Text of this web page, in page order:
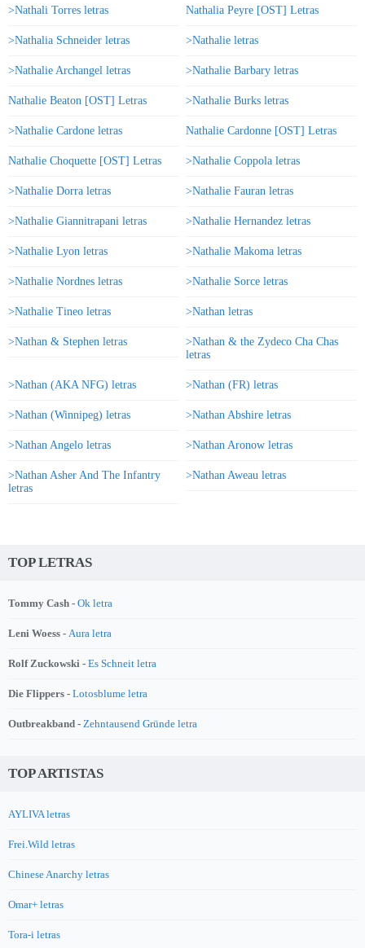
>Nathali Torres letras Nathalia Peyre [OST] Letras
>Nathalia Schneider letras >Nathalie letras
>Nathalie Archangel letras >Nathalie Barbary letras
Nathalie Beaton [OST] Letras >Nathalie Burks letras
>Nathalie Cardone letras Nathalie Cardonne [OST] Letras
Nathalie Choquette [OST] Letras >Nathalie Coppola letras
>Nathalie Dorra letras >Nathalie Fauran letras
>Nathalie Giannitrapani letras >Nathalie Hernandez letras
>Nathalie Lyon letras >Nathalie Makoma letras
>Nathalie Nordnes letras >Nathalie Sorce letras
>Nathalie Tineo letras >Nathan letras
>Nathan & Stephen letras
>Nathan & the Zydeco Cha Chas
letras
>Nathan (AKA NFG) letras >Nathan (FR) letras
>Nathan (Winnipeg) letras >Nathan Abshire letras
>Nathan Angelo letras >Nathan Aronow letras
>Nathan Asher And The Infantry
letras
>Nathan Aweau letras
TOP LETRAS
Tommy Cash - Ok letra
Leni Woess - Aura letra
Rolf Zuckowski - Es Schneit letra
Die Flippers - Lotosblume letra
Outbreakband - Zehntausend Gründe letra
TOP ARTISTAS
AYLIVA letras
Frei.Wild letras
Chinese Anarchy letras
Omar+ letras
Tora-i letras